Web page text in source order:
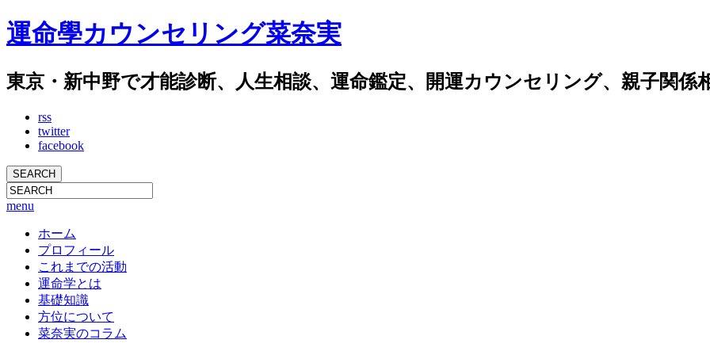
運命學カウンセリング菜奈実
東京・新中野で才能診断、人生相談、運命鑑定、開運カウンセリング、親子関係
rss
twitter
facebook
menu
ホーム
プロフィール
これまでの活動
運命学とは
基礎知識
方位について
菜奈実のコラム